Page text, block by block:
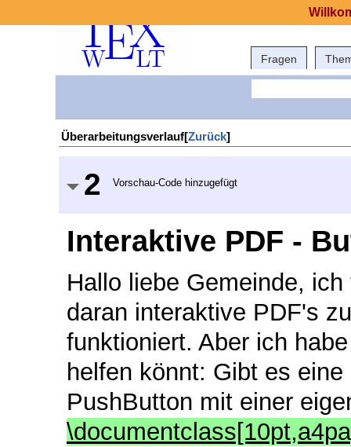
Fragen
Überarbeitungsverlauf[Zurück]
2 Vorschau-Code hinzugefügt
Interaktive PDF -
Hallo liebe Gemeinde,
daran interaktive PDF's
funktioniert. Aber ich
helfen könnt: Gibt es
PushButton mit einer